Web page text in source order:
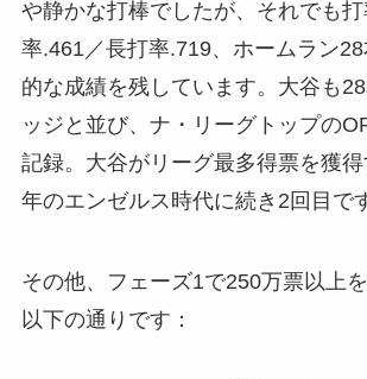
や静かな打棒でしたが、それでも
率.461／長打率.719、ホームラン
的な成績を残しています。大谷も
ッジと並び、ナ・リーグトップの
記録。大谷がリーグ最多得票を獲
年のエンゼルス時代に続き2回目で
その他、フェーズ1で250万票以上
以下の通りです：